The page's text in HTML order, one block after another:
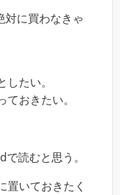
に買わなきゃ
たい。
おきたい。
読むと思う。
置いておきたく